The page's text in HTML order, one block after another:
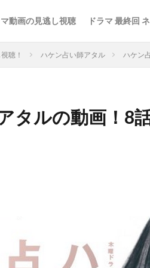
マ動画の見逃し視聴 ドラマ 最終回
聴！ ハケン占い師アタル ハケン
タルの動画！8